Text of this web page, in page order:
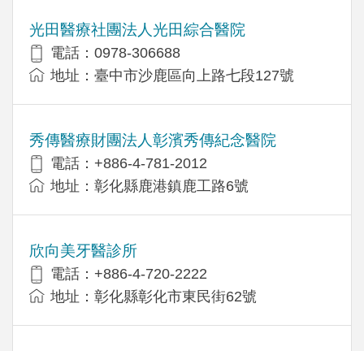
光田醫療社團法人光田綜合醫院
電話：0978-306688
地址：臺中市沙鹿區向上路七段127號
秀傳醫療財團法人彰濱秀傳紀念醫院
電話：+886-4-781-2012
地址：彰化縣鹿港鎮鹿工路6號
欣向美牙醫診所
電話：+886-4-720-2222
地址：彰化縣彰化市東民街62號